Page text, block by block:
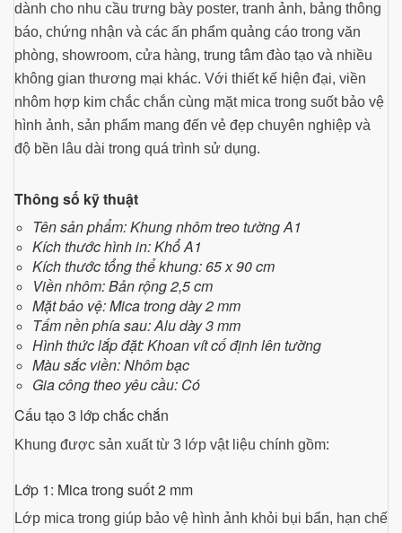
dành cho nhu cầu trưng bày poster, tranh ảnh, bảng thông
báo, chứng nhận và các ấn phẩm quảng cáo trong văn
phòng, showroom, cửa hàng, trung tâm đào tạo và nhiều
không gian thương mại khác. Với thiết kế hiện đại, viền
nhôm hợp kim chắc chắn cùng mặt mica trong suốt bảo vệ
hình ảnh, sản phẩm mang đến vẻ đẹp chuyên nghiệp và
độ bền lâu dài trong quá trình sử dụng.
Thông số kỹ thuật
Tên sản phẩm: Khung nhôm treo tường A1
Kích thước hình in: Khổ A1
Kích thước tổng thể khung: 65 x 90 cm
Viền nhôm: Bản rộng 2,5 cm
Mặt bảo vệ: Mica trong dày 2 mm
Tấm nền phía sau: Alu dày 3 mm
Hình thức lắp đặt: Khoan vít cố định lên tường
Màu sắc viền: Nhôm bạc
Gia công theo yêu cầu: Có
Cấu tạo 3 lớp chắc chắn
Khung được sản xuất từ 3 lớp vật liệu chính gồm:
Lớp 1: Mica trong suốt 2 mm
Lớp mica trong giúp bảo vệ hình ảnh khỏi bụi bẩn, hạn chế